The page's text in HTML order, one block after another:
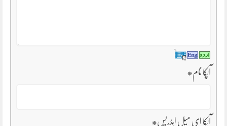
آپکا نام*
آپکا ای میل ایڈریس*